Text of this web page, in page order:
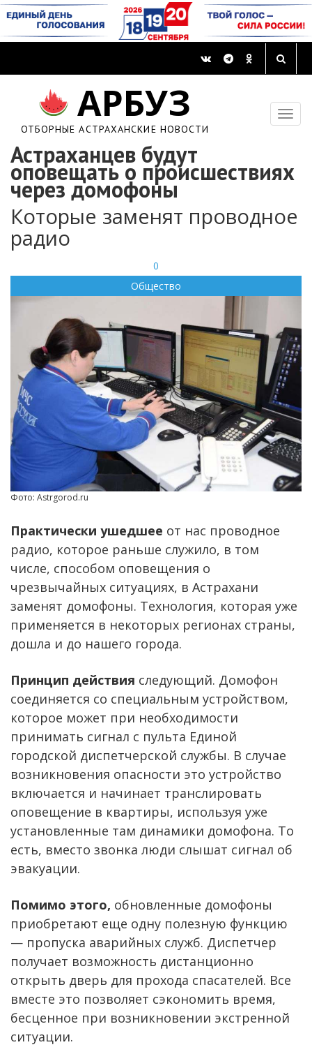
АРБУЗ
ОТБОРНЫЕ АСТРАХАНСКИЕ НОВОСТИ
Астраханцев будут
оповещать о происшествиях
через домофоны
Которые заменят проводное
радио
0
Общество
Фото: Astrgorod.ru
Практически ушедшее от нас проводное
радио, которое раньше служило, в том
числе, способом оповещения о
чрезвычайных ситуациях, в Астрахани
заменят домофоны. Технология, которая уже
применяется в некоторых регионах страны,
дошла и до нашего города.
Принцип действия следующий. Домофон
соединяется со специальным устройством,
которое может при необходимости
принимать сигнал с пульта Единой
городской диспетчерской службы. В случае
возникновения опасности это устройство
включается и начинает транслировать
оповещение в квартиры, используя уже
установленные там динамики домофона. То
есть, вместо звонка люди слышат сигнал об
эвакуации.
Помимо этого, обновленные домофоны
приобретают еще одну полезную функцию
— пропуска аварийных служб. Диспетчер
получает возможность дистанционно
открыть дверь для прохода спасателей. Все
вместе это позволяет сэкономить время,
бесценное при возникновении экстренной
ситуации.